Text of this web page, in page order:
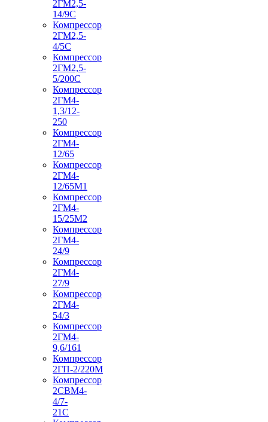
2ГМ2,5-
14/9С
Компрессор
2ГМ2,5-
4/5С
Компрессор
2ГМ2,5-
5/200С
Компрессор
2ГМ4-
1,3/12-
250
Компрессор
2ГМ4-
12/65
Компрессор
2ГМ4-
12/65М1
Компрессор
2ГМ4-
15/25М2
Компрессор
2ГМ4-
24/9
Компрессор
2ГМ4-
27/9
Компрессор
2ГМ4-
54/3
Компрессор
2ГМ4-
9,6/161
Компрессор
2ГП-2/220М
Компрессор
2СВМ4-
4/7-
21С